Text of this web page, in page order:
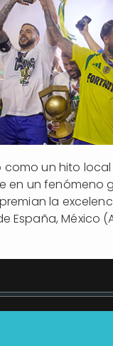
como un hito
en un fenómeno
la
España, México